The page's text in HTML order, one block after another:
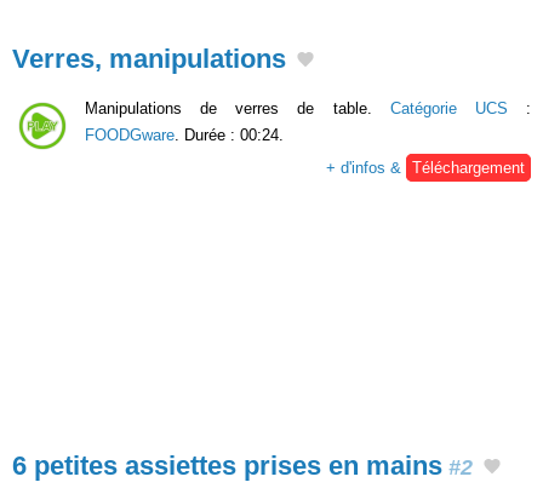
Verres, manipulations
Manipulations de verres de table. Catégorie UCS :
FOODGware. Durée : 00:24.
+ d'infos & Téléchargement
6 petites assiettes prises en mains #2